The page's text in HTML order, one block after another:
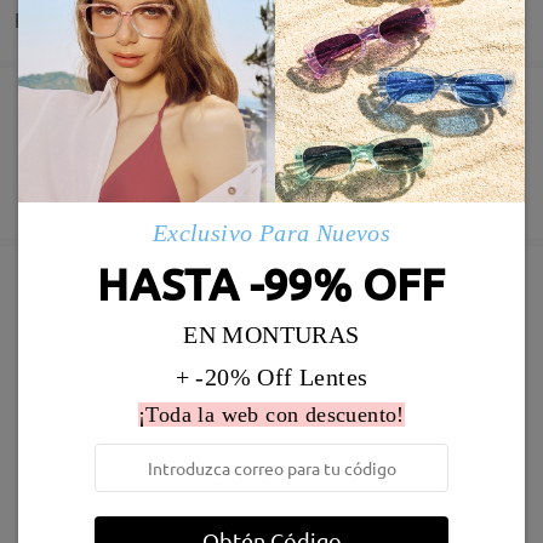
Entrega
Pedido realizado
Fabricación
Enviado
detalles
Revestimiento resistente a arañazo incluído
60 días de garantía de devolución y cambio
Garantía de 365 días
Descubrir Más
Marcos Similares
Exclusivo Para Nuevos
HASTA -99% OFF
EN MONTURAS
+ -20% Off Lentes
¡Toda la web con descuento!